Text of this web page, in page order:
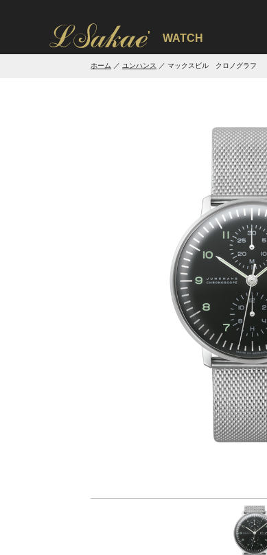
' WATCH
ホーム ユンハンス マックスビル クロノグラフ